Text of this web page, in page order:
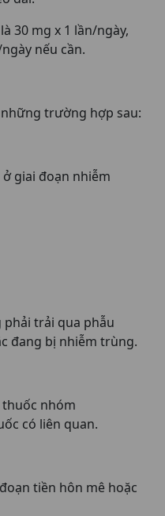
30 mg x 1 lần/ngày,
nếu cần.
trường hợp sau:
giai đoạn nhiễm
trải qua phẫu
đang bị nhiễm trùng.
thuốc nhóm
có liên quan.
tiền hôn mê hoặc